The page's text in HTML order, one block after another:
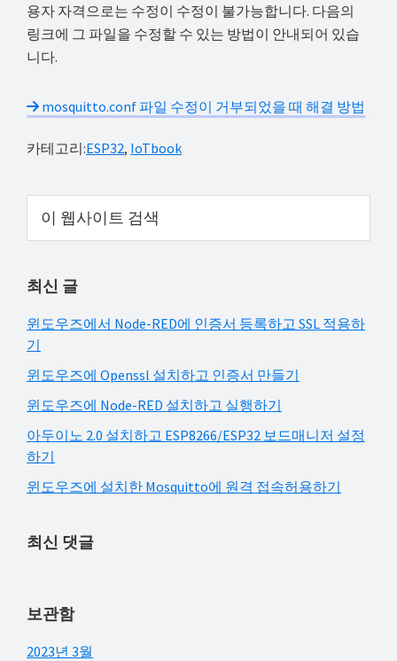
용자 자격으로는 수정이 수정이 불가능합니다. 다음의
링크에 그 파일을 수정할 수 있는 방법이 안내되어 있습
니다.
mosquitto.conf 파일 수정이 거부되었을 때 해결 방법
카테고리:ESP32, IoTbook
Primary
Sidebar
트
색
최신 글
윈도우즈에서 Node-RED에 인증서 등록하고 SSL 적용하
기
윈도우즈에 Openssl 설치하고 인증서 만들기
윈도우즈에 Node-RED 설치하고 실행하기
아두이노 2.0 설치하고 ESP8266/ESP32 보드매니저 설정
하기
윈도우즈에 설치한 Mosquitto에 원격 접속허용하기
최신 댓글
보관함
2023년 3월